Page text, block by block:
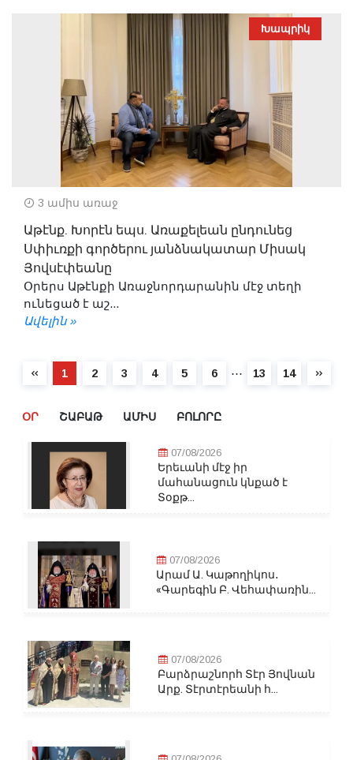
Խապրիկ
3 ամիս առաջ
Աթէնք. Խորէն եպս. Առաքելեան ընդունեց
Սփիւռքի գործերու յանձնակատար Միսակ
Յովսէփեանը
Օրերս Աթէնքի Առաջնորդարանին մէջ տեղի
ունեցած է աշ...
Ավելին »
1 2 3 4 5 6 ⋯ 13 14
ՕՐ ՇԱԲԱԹ ԱՄԻՍ ԲՈԼՈՐԸ
07/08/2026
Երեւանի մէջ իր
մահանացուն կնքած է
Տօքթ...
07/08/2026
Արամ Ա. Կաթողիկոս․
«Գարեգին Բ. Վեհափառին...
07/08/2026
Բարձրաշնորհ Տէր Յովնան
Արք. Տէրտէրեանի հ...